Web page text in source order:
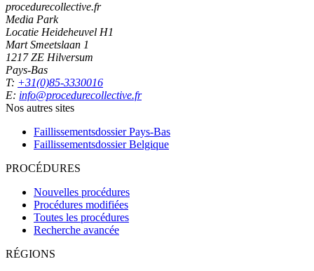
procedurecollective.fr
Media Park
Locatie Heideheuvel H1
Mart Smeetslaan 1
1217 ZE Hilversum
Pays-Bas
T: +31(0)85-3330016
E: info@procedurecollective.fr
Nos autres sites
Faillissementsdossier Pays-Bas
Faillissementsdossier Belgique
PROCÉDURES
Nouvelles procédures
Procédures modifiées
Toutes les procédures
Recherche avancée
RÉGIONS